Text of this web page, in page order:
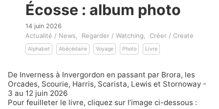
Écosse : album photo
14 juin 2026
Actualité / News Regarder / Watching Créer / Create
Alphabet Abécédaire Voyage Photo Livre
De Inverness à Invergordon en passant par Brora, les
Orcades, Scourie, Harris, Scarista, Lewis et Stornoway -
3 au 12 juin 2026
Pour feuilleter le livre, cliquez sur l’image ci-dessous :